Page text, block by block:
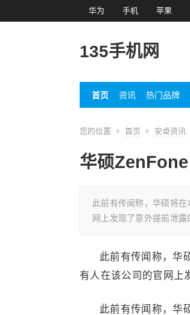
华为 手机 苹果
135手机网
首页 资讯 热门品牌
您的位置 首页 安卓资讯
华硕
此前有传闻称，华硕将
网上发现了意外提前泄露
此前有传闻称，华
有人在该公司的官网上
此前有传闻称，华